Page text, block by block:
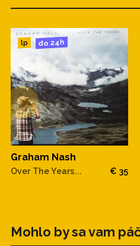
lp do 24h
Graham Nash
Over The Years... € 35
Mohlo by sa vam